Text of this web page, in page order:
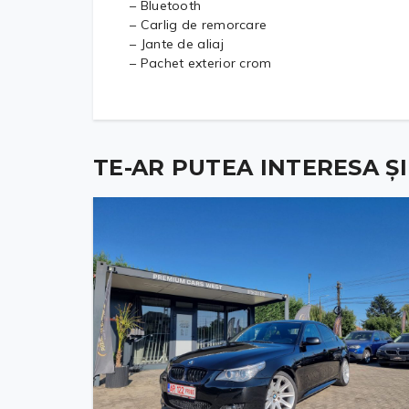
– Bluetooth
– Carlig de remorcare
– Jante de aliaj
– Pachet exterior crom
TE-AR PUTEA INTERESA